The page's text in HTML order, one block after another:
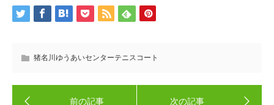
猪名川ゆうあいセンターテニスコート